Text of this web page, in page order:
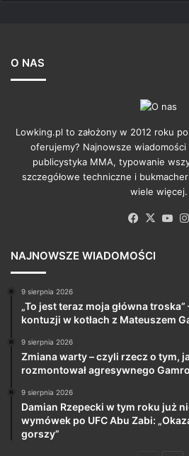
O NAS
Lowking.pl to założony w 2012 roku
oferujemy? Najnowsze
publicystyka MMA, typowanie
szczegółowe techniczne i
wiele więcej.
Facebook
X
NAJNOWSZE WIADOMOŚCI
9 sierpnia 2026
„To jest teraz moja główna
kontuzji w kotłach z Mateuszem
9 sierpnia 2026
Zmiana warty – czyli rzecz o tym,
rozmontował agresywnego
9 sierpnia 2026
Damian Rzepecki w tym roku już
wymówek po UFC Abu Zabi:
gorszy”